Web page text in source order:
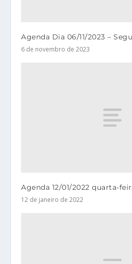
Agenda Dia 06/11/2023 –
6 de novembro de 2023
Agenda 12/01/2022 quarta-
12 de janeiro de 2022